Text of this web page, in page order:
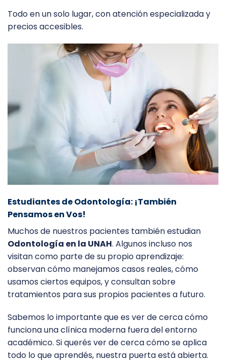
Todo en un solo lugar, con atención especializada y
precios accesibles.
Estudiantes de Odontología: ¡También
Pensamos en Vos!
Muchos de nuestros pacientes también estudian
Odontología en la UNAH. Algunos incluso nos
visitan como parte de su propio aprendizaje:
observan cómo manejamos casos reales, cómo
usamos ciertos equipos, y consultan sobre
tratamientos para sus propios pacientes a futuro.
Sabemos lo importante que es ver de cerca cómo
funciona una clínica moderna fuera del entorno
académico. Si querés ver de cerca cómo se aplica
todo lo que aprendés, nuestra puerta está abierta.